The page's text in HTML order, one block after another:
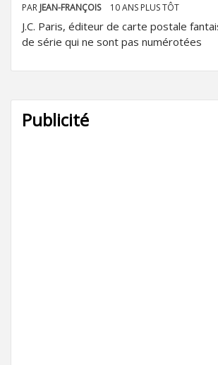
PAR JEAN-FRANÇOIS 10 ANS PLUS TÔT
J.C. Paris, éditeur de carte postale
de série qui ne sont pas numérotées
Publicité